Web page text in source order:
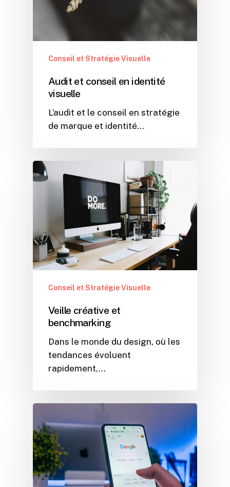
Conseil et Stratégie Visuelle
Audit et conseil en identité
visuelle
L’audit et le conseil en stratégie
de marque et identité…
Conseil et Stratégie Visuelle
Veille créative et
benchmarking
Dans le monde du design, où les
tendances évoluent
rapidement,…